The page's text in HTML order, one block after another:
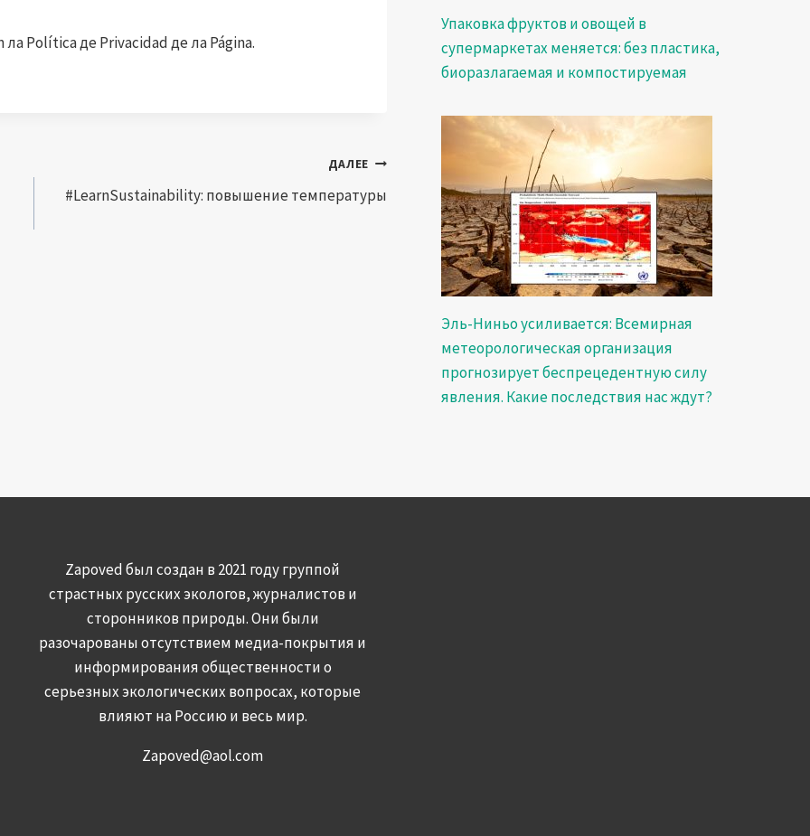
Política де Privacidad де ла Página.
ДАЛЕЕ
#LearnSustainability: повышение температуры
Упаковка фруктов и овощей в
супермаркетах меняется: без пластика,
биоразлагаемая и компостируемая
Эль-Ниньо усиливается: Всемирная
метеорологическая организация
прогнозирует беспрецедентную силу
явления. Какие последствия нас ждут?
Zapoved был создан в 2021 году группой
страстных русских экологов, журналистов и
сторонников природы. Они были
разочарованы отсутствием медиа-покрытия и
информирования общественности о
серьезных экологических вопросах, которые
влияют на Россию и весь мир.
Zapoved@aol.com